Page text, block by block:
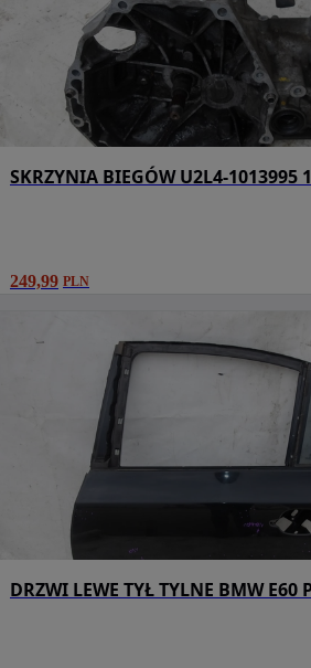
249,99 PLN